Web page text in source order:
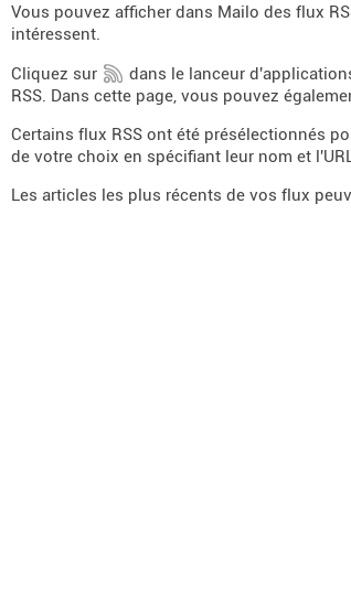
Vous pouvez afficher dans Mailo des flux
intéressent.
Cliquez sur
dans le lanceur
RSS. Dans cette page, vous pouvez
Certains flux RSS ont été présélectionnés
de votre choix en spécifiant leur nom et
Les articles les plus récents de vos flux